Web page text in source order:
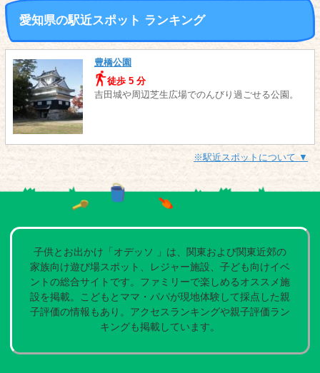
愛知県の駅近スポット ランキング
豊橋公園
徒歩 5 分
吉田城や周辺芝生広場でのんびり過ごせる公園。
※駅近スポットについて ▼
子供とお出かけ「オデッソ 」は、関東および関東近郊の
家族向け遊び場スポット、レジャー施設、子ども向けイベ
ントの総合サイトです。ファミリーで楽しめるオススメ施
設を掲載。こどもとママ・パパが現地体験して採点した親
子評価の情報もあり。アクセスランキングや親子評価ラン
キングも掲載しています。